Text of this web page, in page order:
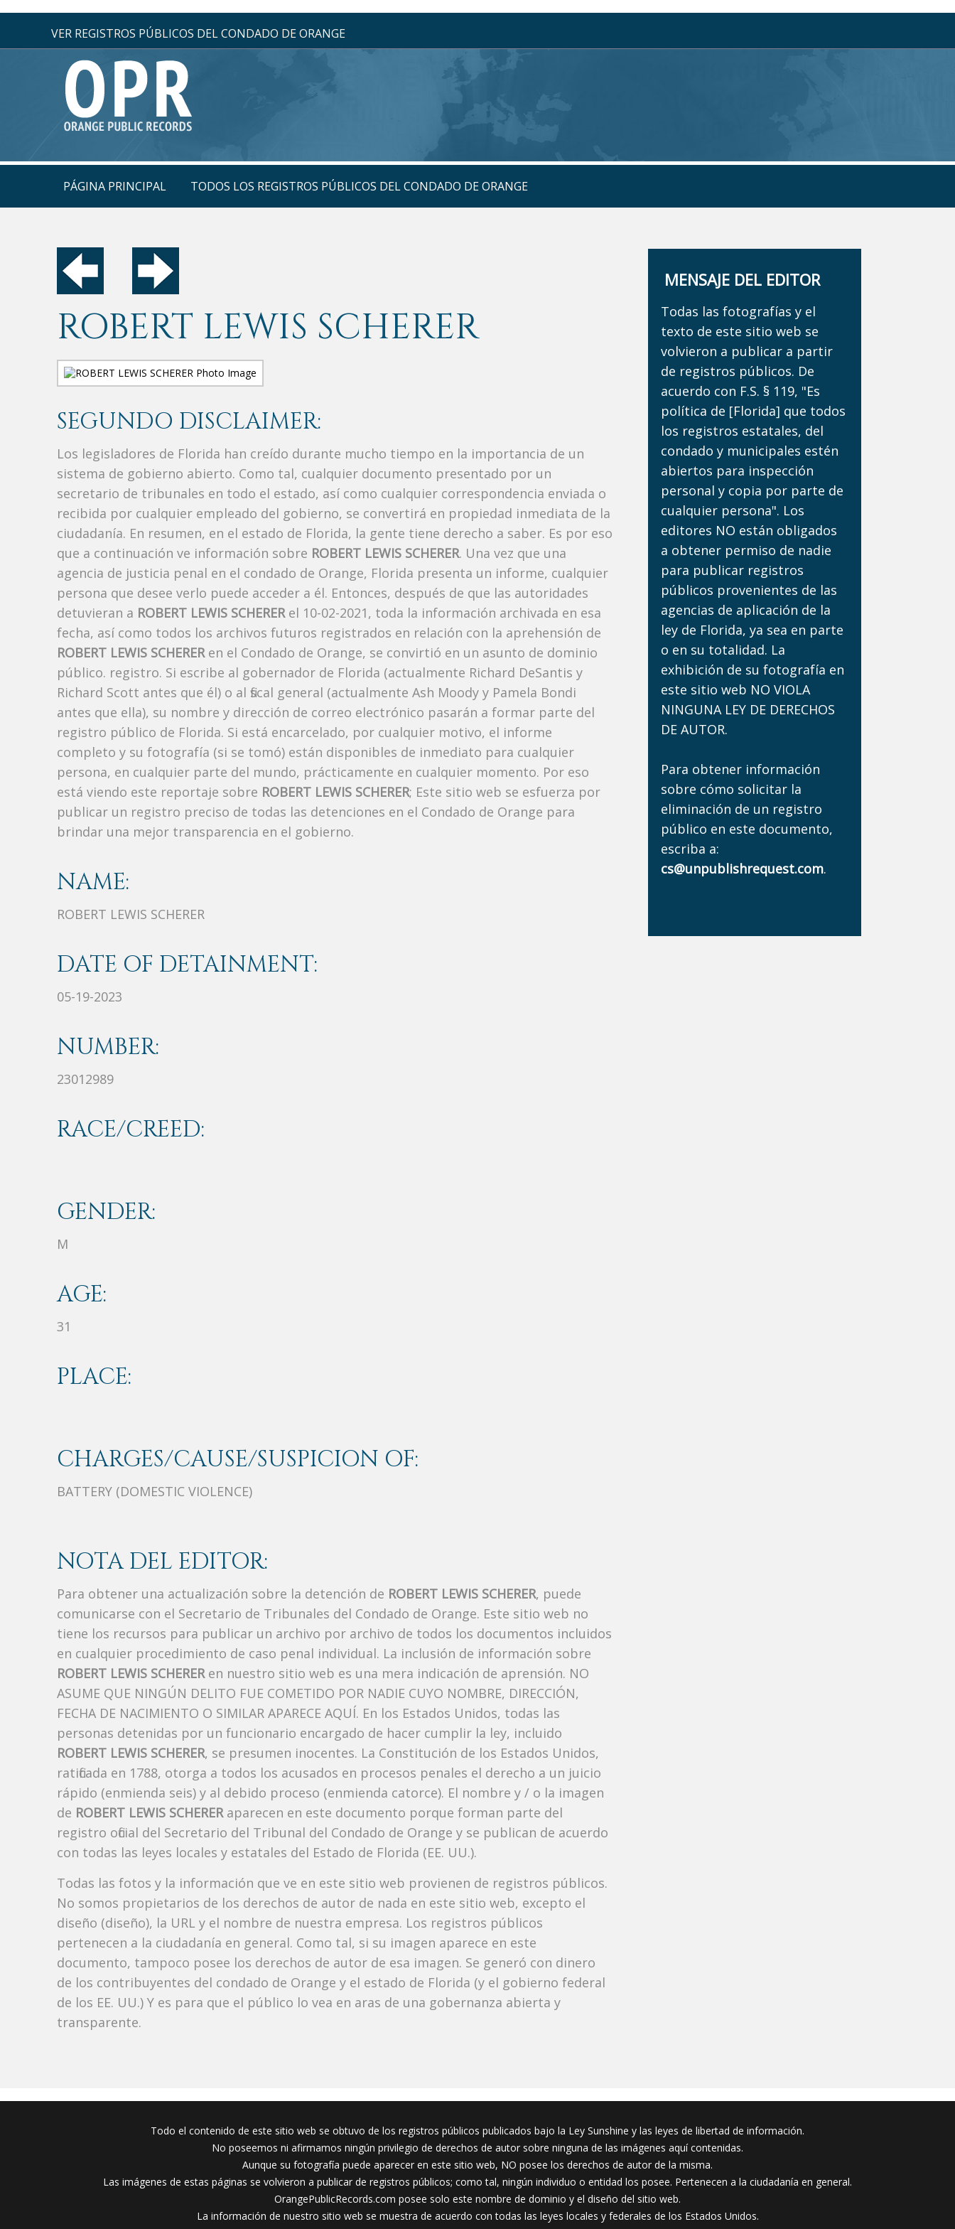
VER REGISTROS PÚBLICOS DEL CONDADO DE ORANGE
PÁGINA PRINCIPAL TODOS LOS REGISTROS PÚBLICOS DEL CONDADO DE ORANGE
ROBERT LEWIS SCHERER
SEGUNDO DISCLAIMER:
Los legisladores de Florida han creído durante mucho tiempo en la importancia de un
sistema de gobierno abierto. Como tal, cualquier documento presentado por un
secretario de tribunales en todo el estado, así como cualquier correspondencia enviada o
recibida por cualquier empleado del gobierno, se convertirá en propiedad inmediata de la
ciudadanía. En resumen, en el estado de Florida, la gente tiene derecho a saber. Es por eso
que a continuación ve información sobre ROBERT LEWIS SCHERER. Una vez que una
agencia de justicia penal en el condado de Orange, Florida presenta un informe, cualquier
persona que desee verlo puede acceder a él. Entonces, después de que las autoridades
detuvieran a ROBERT LEWIS SCHERERel 10-02-2021, toda la información archivada en esa
fecha, así como todos los archivos futuros registrados en relación con la aprehensión de
ROBERT LEWIS SCHERERen el Condado de Orange, se convirtió en un asunto de dominio
público. registro. Si escribe al gobernador de Florida (actualmente Richard DeSantis y
Richard Scott antes que él) o al fiscal general (actualmente Ash Moody y Pamela Bondi
antes que ella), su nombre y dirección de correo electrónico pasarán a formar parte del
registro público de Florida. Si está encarcelado, por cualquier motivo, el informe
completo y su fotografía (si se tomó) están disponibles de inmediato para cualquier
persona, en cualquier parte del mundo, prácticamente en cualquier momento. Por eso
está viendo este reportaje sobre ROBERT LEWIS SCHERER; Este sitio web se esfuerza por
publicar un registro preciso de todas las detenciones en el Condado de Orange para
brindar una mejor transparencia en el gobierno.
NAME:
ROBERT LEWIS SCHERER
DATE OF DETAINMENT:
05-19-2023
NUMBER:
23012989
RACE/CREED:
GENDER:
M
AGE:
31
PLACE:
CHARGES/CAUSE/SUSPICION OF:
BATTERY (DOMESTIC VIOLENCE)
NOTA DEL EDITOR:
Para obtener una actualización sobre la detención de ROBERT LEWIS SCHERER, puede
comunicarse con el Secretario de Tribunales del Condado de Orange. Este sitio web no
tiene los recursos para publicar un archivo por archivo de todos los documentos incluidos
en cualquier procedimiento de caso penal individual. La inclusión de información sobre
ROBERT LEWIS SCHERERen nuestro sitio web es una mera indicación de aprensión. NO
ASUME QUE NINGÚN DELITO FUE COMETIDO POR NADIE CUYO NOMBRE, DIRECCIÓN,
FECHA DE NACIMIENTO O SIMILAR APARECE AQUÍ. En los Estados Unidos, todas las
personas detenidas por un funcionario encargado de hacer cumplir la ley, incluido
ROBERT LEWIS SCHERER, se presumen inocentes. La Constitución de los Estados Unidos,
ratificada en 1788, otorga a todos los acusados ​​en procesos penales el derecho a un juicio
rápido (enmienda seis) y al debido proceso (enmienda catorce). El nombre y / o la imagen
de ROBERT LEWIS SCHERERaparecen en este documento porque forman parte del
registro oficial del Secretario del Tribunal del Condado de Orange y se publican de acuerdo
con todas las leyes locales y estatales del Estado de Florida (EE. UU.).
Todas las fotos y la información que ve en este sitio web provienen de registros públicos.
No somos propietarios de los derechos de autor de nada en este sitio web, excepto el
diseño (diseño), la URL y el nombre de nuestra empresa. Los registros públicos
pertenecen a la ciudadanía en general. Como tal, si su imagen aparece en este
documento, tampoco posee los derechos de autor de esa imagen. Se generó con dinero
de los contribuyentes del condado de Orange y el estado de Florida (y el gobierno federal
de los EE. UU.) Y es para que el público lo vea en aras de una gobernanza abierta y
transparente.
MENSAJE DEL EDITOR
Todas las fotografías y el
texto de este sitio web se
volvieron a publicar a partir
de registros públicos. De
acuerdo con F.S. § 119, "Es
política de [Florida] que todos
los registros estatales, del
condado y municipales estén
abiertos para inspección
personal y copia por parte de
cualquier persona". Los
editores NO están obligados
a obtener permiso de nadie
para publicar registros
públicos provenientes de las
agencias de aplicación de la
ley de Florida, ya sea en parte
o en su totalidad. La
exhibición de su fotografía en
este sitio web NO VIOLA
NINGUNA LEY DE DERECHOS
DE AUTOR.
Para obtener información
sobre cómo solicitar la
eliminación de un registro
público en este documento,
escriba a:
cs@unpublishrequest.com.
Todo el contenido de este sitio web se obtuvo de los registros públicos publicados bajo la Ley Sunshine y las leyes de libertad de información.
No poseemos ni afirmamos ningún privilegio de derechos de autor sobre ninguna de las imágenes aquí contenidas.
Aunque su fotografía puede aparecer en este sitio web, NO posee los derechos de autor de la misma.
Las imágenes de estas páginas se volvieron a publicar de registros públicos; como tal, ningún individuo o entidad los posee. Pertenecen a la ciudadanía en general.
OrangePublicRecords.com posee solo este nombre de dominio y el diseño del sitio web.
La información de nuestro sitio web se muestra de acuerdo con todas las leyes locales y federales de los Estados Unidos.